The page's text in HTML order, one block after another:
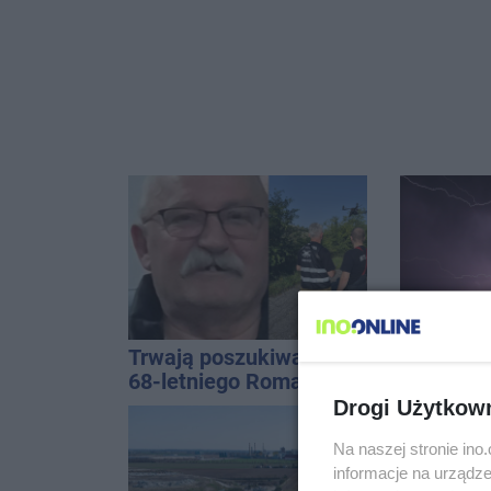
Trwają poszukiwania
68-letniego Romana
dach. To
Drogi
Na naszej stronie
informacje na